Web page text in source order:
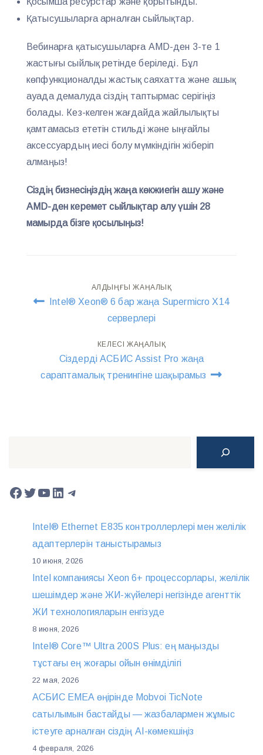
Қатысушыларға арналған сыйлықтар.
Вебинарға қатысушыларға AMD-ден 3-те 1
жастығы сыйлық ретінде беріледі. Бұл
көпфункционалды жастық саяхатта және ашық
ауада демалуда сіздің таптырмас серігіңіз
болады. Кез-келген жағдайда жайлылықты
қамтамасыз ететін стильді және ыңғайлы
аксессуардың иесі болу мүмкіндігін жіберіп
алмаңыз!
Сіздің бизнесіңіздің жаңа көкжиегін ашу және
AMD-ден керемет сыйлықтар алу үшін 28
мамырда бізге қосылыңыз!
НавигацияАЛДЫҢҒЫ ЖАҢАЛЫҚ
Intel® Xeon® 6 бар жаңа Supermicro X14
серверлері
КЕЛЕСІ ЖАҢАЛЫҚ
Сіздерді АСБИС Assist Pro жаңа
сараптамалық тренингіне шақырамыз
Facebook
Twitter
YouTube
LinkedIn
Telegram
Intel® Ethernet E835 контроллерлері мен желілік
адаптерлерін таныстырамыз
10 июня, 2026
Intel компаниясы Xeon 6+ процессорлары, желілік
шешімдер және ЖИ-жүйелері негізінде агенттік
ЖИ технологияларын енгізуде
8 июня, 2026
Intel® Core™ Ultra 200S Plus: ең маңызды
тұстағы ең жоғары ойын өнімділігі
22 мая, 2026
АСБИС EMEA өңірінде Mobvoi TicNote
сатылымын бастайды — жазбалармен жұмыс
істеуге арналған сіздің AI-көмекшіңіз
4 февраля, 2026